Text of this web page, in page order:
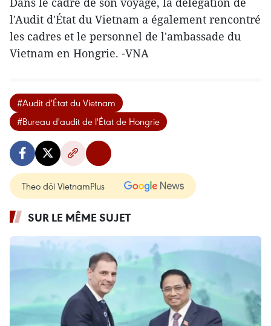
l'Audit d'État du Vietnam a également rencontré
les cadres et le personnel de l'ambassade du
Vietnam en Hongrie. -VNA
#Audit d'État du Vietnam
#Bureau d'audit de l'État de Hongrie
Theo dõi VietnamPlus
SUR LE MÊME SUJET